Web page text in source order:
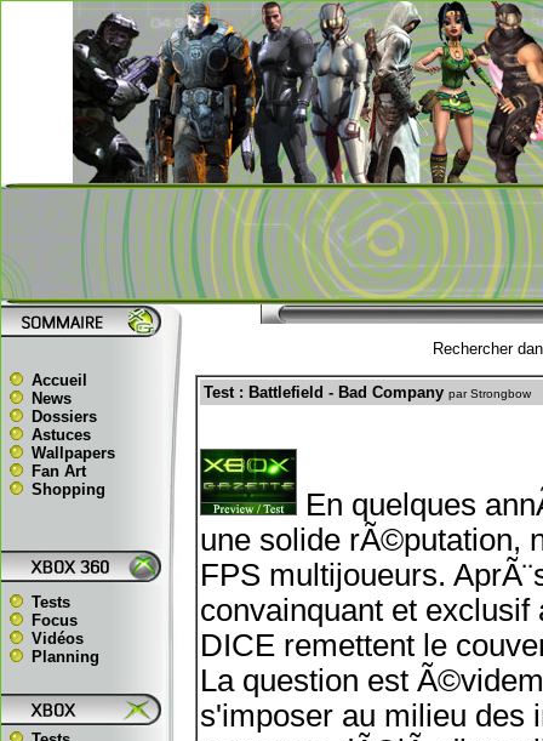
Accueil
News
Dossiers
Astuces
Wallpapers
Fan Art
Shopping
Tests
Focus
Vidéos
Planning
Rechercher
Test : Battlefield - Bad Company par Strongbow
En quelques
une solide rÃ©putation,
FPS multijoueurs.
convainquant et
DICE remettent le
La question est
s'imposer au milieu des